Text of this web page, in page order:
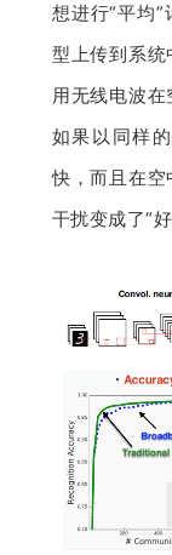
想进行“平均
型上传到系统
用无线电波
如果以同样
快，而且在
干扰变成了“好